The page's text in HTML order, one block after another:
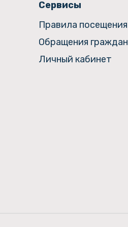
Сервисы
Правила посещения
Обращения граждан
Личный кабинет